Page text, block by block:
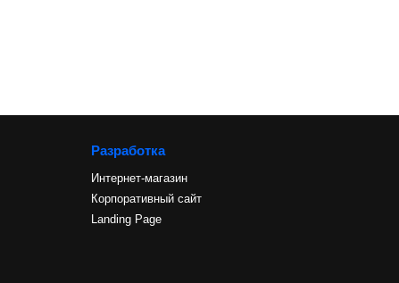
Разработка
Интернет-магазин
Корпоративный сайт
Landing Page